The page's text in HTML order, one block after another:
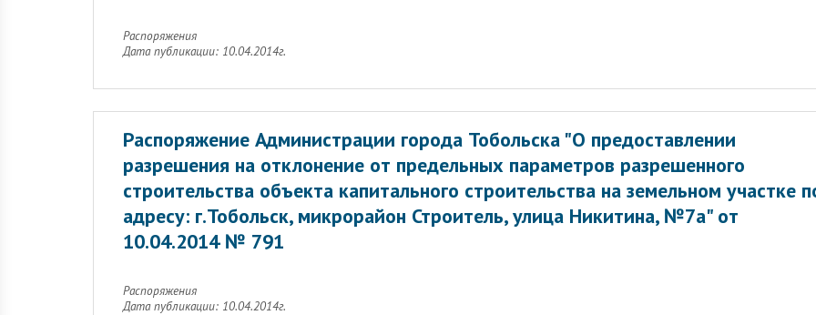
Распоряжения
Дата публикации: 10.04.2014г.
Распоряжение Администрации города Тобольска "О предоставлении
разрешения на отклонение от предельных параметров разрешенного
строительства объекта капитального строительства на земельном участке
адресу: г.Тобольск, микрорайон Строитель, улица Никитина, №7а" от
10.04.2014 № 791
Распоряжения
Дата публикации: 10.04.2014г.